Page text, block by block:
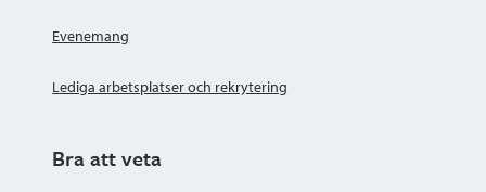
Evenemang
Lediga arbetsplatser och rekrytering
Bra att veta